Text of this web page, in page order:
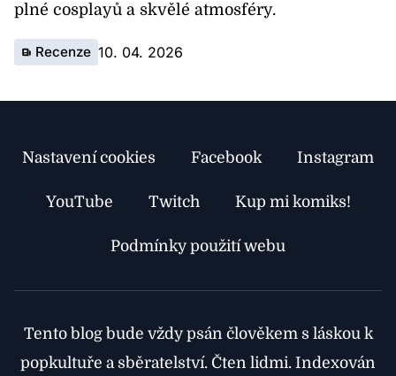
plné cosplayů a skvělé atmosféry.
Recenze 10. 04. 2026
Nastavení cookies Facebook Instagram
YouTube Twitch Kup mi komiks!
Podmínky použití webu
Tento blog bude vždy psán člověkem s láskou k
popkultuře a sběratelství. Čten lidmi. Indexován